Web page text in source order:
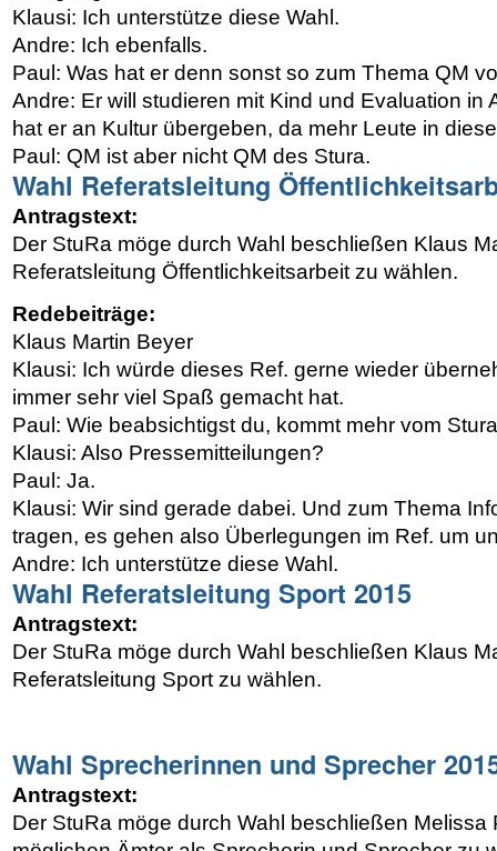
Klausi: Ich unterstütze diese Wahl.
Andre: Ich ebenfalls.
Paul: Was hat er denn sonst so zum Thema QM
Andre: Er will studieren mit Kind und Evaluation in
hat er an Kultur übergeben, da mehr Leute in
Paul: QM ist aber nicht QM des Stura.
Wahl Referatsleitung
Antragstext:
Der StuRa möge durch Wahl beschließen Klaus
Referatsleitung Öffentlichkeitsarbeit zu wählen.
Redebeiträge:
Klaus Martin Beyer
Klausi: Ich würde dieses Ref. gerne wieder
immer sehr viel Spaß gemacht hat.
Paul: Wie beabsichtigst du, kommt mehr vom
Klausi: Also Pressemitteilungen?
Paul: Ja.
Klausi: Wir sind gerade dabei. Und zum Thema
tragen, es gehen also Überlegungen im Ref. um
Andre: Ich unterstütze diese Wahl.
Wahl Referatsleitung Sport 2015
Antragstext:
Der StuRa möge durch Wahl beschließen Klaus
Referatsleitung Sport zu wählen.
Wahl Sprecherinnen und Sprecher
Antragstext:
Der StuRa möge durch Wahl beschließen Melissa